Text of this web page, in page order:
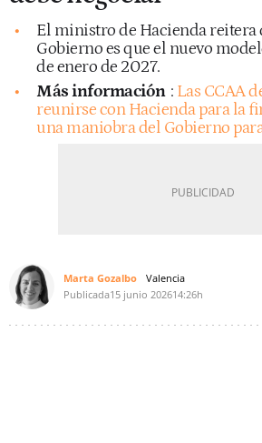
El ministro de Hacienda reitera
Gobierno es que el nuevo
de enero de 2027.
Más información : Las CCAA
reunirse con Hacienda para la
una maniobra del Gobierno
Marta Gozalbo
Valencia
Publicada15 junio 202614:26h